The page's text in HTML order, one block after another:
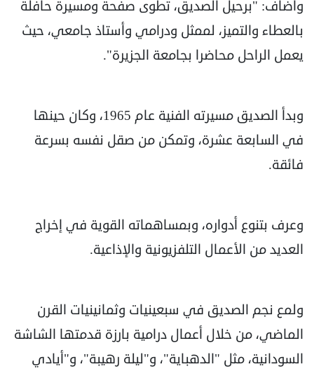
وأضاف: "برحيل الصديق، تطوى صفحة ومسيرة حافلة
بالعطاء والتميز، لممثل ودرامي وأستاذ جامعي، حيث
يعمل الراحل محاضرا بجامعة الجزيرة".
وبدأ الصديق مسيرته الفنية عام 1965، وكان حينها
في السابعة عشرة، وتمكن من صقل نفسه بسرعة
فائقة.
وعرف بتنوع أدواره، وبمساهماته القوية في إخراج
العديد من الأعمال التلفزيونية والإذاعية.
ولمع نجم الصديق في سبعينيات وثمانينيات القرن
الماضي، من خلال أعمال درامية بارزة قدمتها الشاشة
السودانية، مثل "الدهباية"، و"ليلة رهيبة"، و"أيادي